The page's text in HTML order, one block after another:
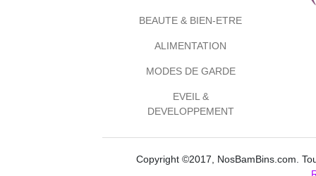
BEAUTE & BIEN-ETRE
ALIMENTATION
MODES DE GARDE
EVEIL &
DEVELOPPEMENT
Copyright ©2017, NosBamBins.com.